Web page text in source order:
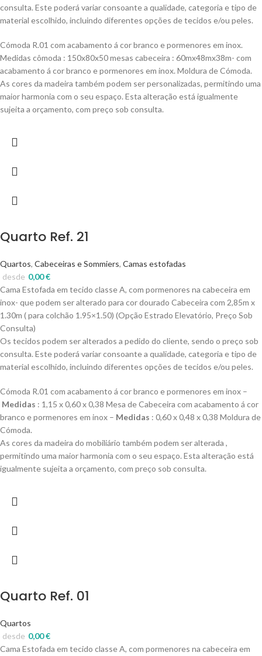
consulta. Este poderá variar consoante a qualidade, categoria e tipo de
material escolhido, incluindo diferentes opções de tecidos e/ou peles.
Cómoda R.01 com acabamento á cor branco e pormenores em inox.
Medidas cômoda : 150x80x50 mesas cabeceira : 60mx48mx38m- com
acabamento á cor branco e pormenores em inox. Moldura de Cómoda.
As cores da madeira também podem ser personalizadas, permitindo uma
maior harmonia com o seu espaço. Esta alteração está igualmente
sujeita a orçamento, com preço sob consulta.
Quarto Ref. 21
Quartos, Cabeceiras e Sommiers, Camas estofadas
0,00€
desde
Cama Estofada em tecido classe A, com pormenores na cabeceira em
inox- que podem ser alterado para cor dourado Cabeceira com 2,85m x
1.30m ( para colchão 1.95×1.50) (Opção Estrado Elevatório, Preço Sob
Consulta)
Os tecidos podem ser alterados a pedido do cliente, sendo o preço sob
consulta. Este poderá variar consoante a qualidade, categoria e tipo de
material escolhido, incluindo diferentes opções de tecidos e/ou peles.
Cómoda R.01 com acabamento á cor branco e pormenores em inox –
Medidas : 1,15 x 0,60 x 0,38 Mesa de Cabeceira com acabamento á cor
branco e pormenores em inox – Medidas : 0,60 x 0,48 x 0,38 Moldura de
Cómoda.
As cores da madeira do mobiliário também podem ser alterada ,
permitindo uma maior harmonia com o seu espaço. Esta alteração está
igualmente sujeita a orçamento, com preço sob consulta.
Quarto Ref. 01
Quartos
0,00€
desde
Cama Estofada em tecido classe A, com pormenores na cabeceira em